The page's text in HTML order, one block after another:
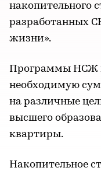
накопительного
разработанных
жизни».
Программы НСЖ
необходимую
на различные
высшего
квартиры.
Накопительное